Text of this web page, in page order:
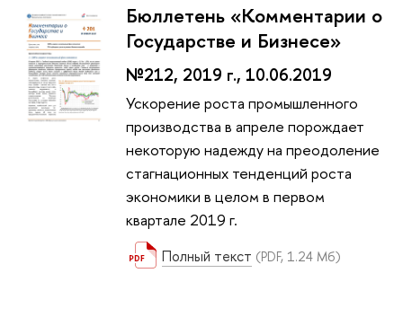
Бюллетень «Комментарии о
Государстве и Бизнесе»
№212, 2019 г., 10.06.2019
Ускорение роста промышленного
производства в апреле порождает
некоторую надежду на преодоление
стагнационных тенденций роста
экономики в целом в первом
квартале 2019 г.
Полный текст (PDF, 1.24 Мб)